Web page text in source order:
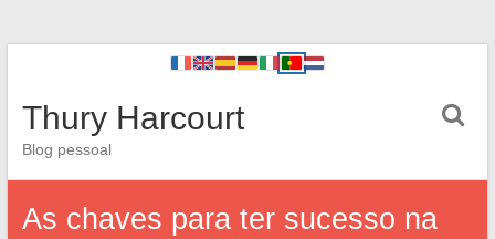
Thury Harcourt
Blog pessoal
As chaves para ter sucesso na